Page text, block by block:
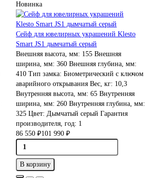
Новинка
Сейф для ювелирных украшений Klesto
Smart JS1 дымчатый серый
Внешняя высота, мм: 155Внешняя
ширина, мм: 360Внешняя глубина, мм:
410Тип замка: Биометрический с ключом
аварийного открыванияВес, кг: 10,3
Внутренняя высота, мм: 65Внутренняя
ширина, мм: 260Внутренняя глубина, мм:
325Цвет: Дымчатый серый Гарантия
производителя, год: 1
86 550 ₽101 990 ₽
В корзину